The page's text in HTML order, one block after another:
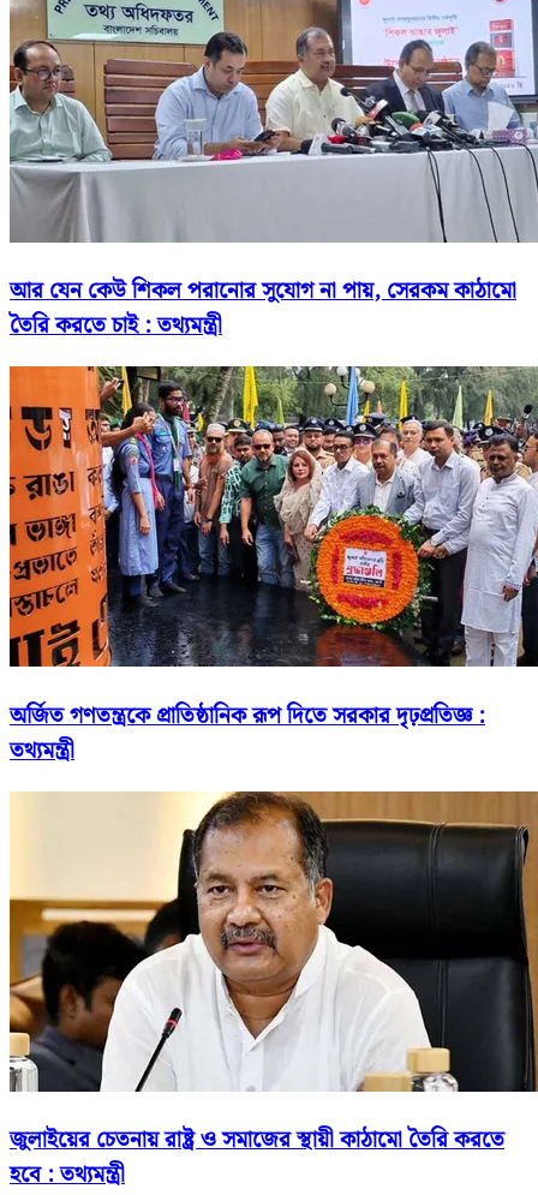
আর যেন কেউ শিকল পরানোর সুযোগ না পায়, সেরকম কাঠামো
তৈরি করতে চাই : তথ্যমন্ত্রী
অর্জিত গণতন্ত্রকে প্রাতিষ্ঠানিক রূপ দিতে সরকার দৃঢ়প্রতিজ্ঞ :
তথ্যমন্ত্রী
জুলাইয়ের চেতনায় রাষ্ট্র ও সমাজের স্থায়ী কাঠামো তৈরি করতে
হবে : তথ্যমন্ত্রী